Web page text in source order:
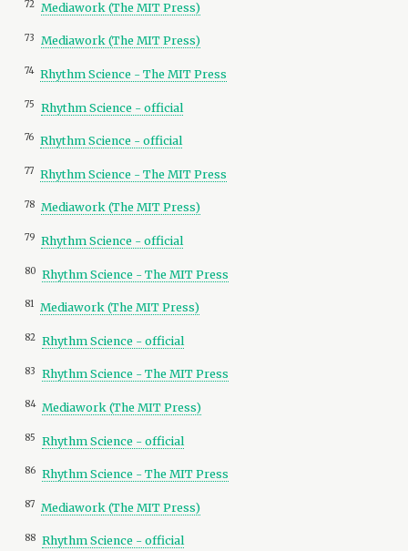
72 Mediawork (The MIT Press)
73 Mediawork (The MIT Press)
74 Rhythm Science - The MIT Press
75 Rhythm Science - official
76 Rhythm Science - official
77 Rhythm Science - The MIT Press
78 Mediawork (The MIT Press)
79 Rhythm Science - official
80 Rhythm Science - The MIT Press
81 Mediawork (The MIT Press)
82 Rhythm Science - official
83 Rhythm Science - The MIT Press
84 Mediawork (The MIT Press)
85 Rhythm Science - official
86 Rhythm Science - The MIT Press
87 Mediawork (The MIT Press)
88 Rhythm Science - official